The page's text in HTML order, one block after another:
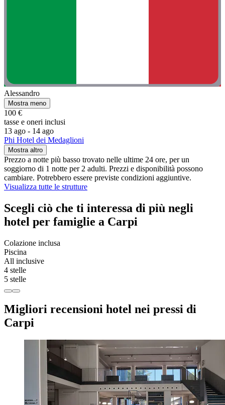
Alessandro
Mostra meno
100 €
tasse e oneri inclusi
13 ago - 14 ago
Phi Hotel dei Medaglioni
Mostra altro
Prezzo a notte più basso trovato nelle ultime 24 ore, per un
soggiorno di 1 notte per 2 adulti. Prezzi e disponibilità possono
cambiare. Potrebbero essere previste condizioni aggiuntive.
Visualizza tutte le strutture
Scegli ciò che ti interessa di più negli
hotel per famiglie a Carpi
Colazione inclusa
Piscina
All inclusive
4 stelle
5 stelle
Migliori recensioni hotel nei pressi di
Carpi